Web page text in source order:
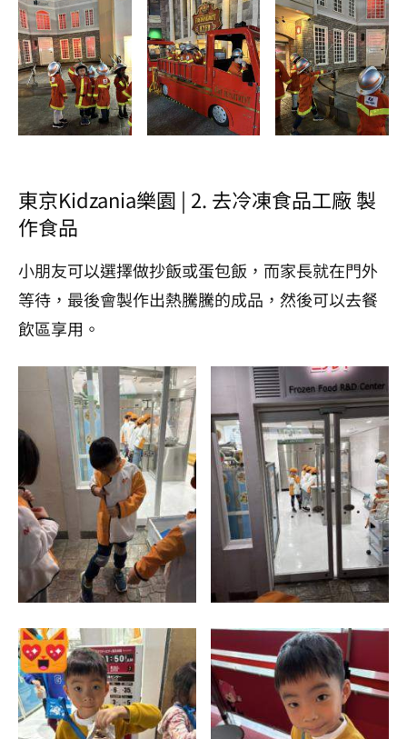
東京Kidzania樂園 | 2. 去冷凍食品工廠 製
作食品
小朋友可以選擇做抄飯或蛋包飯，而家長就在門外
等待，最後會製作出熱騰騰的成品，然後可以去餐
飲區享用。